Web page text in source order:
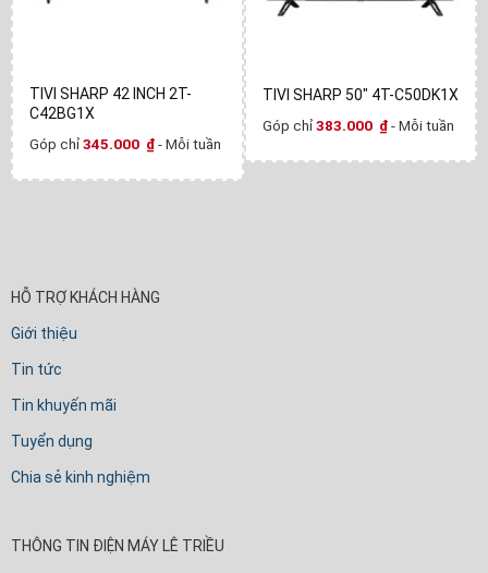
TIVI SHARP 42 INCH 2T-
C42BG1X
Góp chỉ345.000 ₫- Mỗi tuần
TIVI SHARP 50" 4T-C50DK1X
Góp chỉ383.000 ₫- Mỗi tuần
HỖ TRỢ KHÁCH HÀNG
Giới thiệu
Tin tức
Tin khuyến mãi
Tuyển dụng
Chia sẻ kinh nghiệm
THÔNG TIN ĐIỆN MÁY LÊ TRIỀU